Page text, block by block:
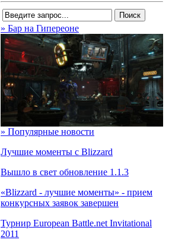
» Бар на Гипереоне
» Популярные новости
Лучшие моменты с Blizzard
Вышло в свет обновление 1.1.3
«Blizzard - лучшие моменты» - прием
конкурсных заявок завершен
Турнир European Battle.net Invitational
2011